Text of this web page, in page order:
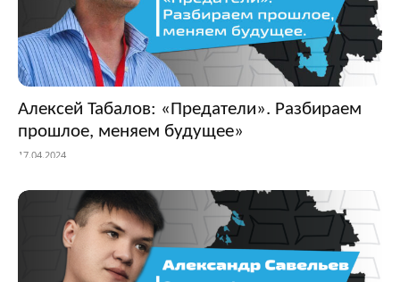
Алексей Табалов: «Предатели». Разбираем
прошлое, меняем будущее»
17.04.2024